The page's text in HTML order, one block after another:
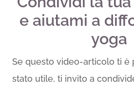
e aiutami a
yoga
Se questo video-articolo ti è
stato utile, ti invito a